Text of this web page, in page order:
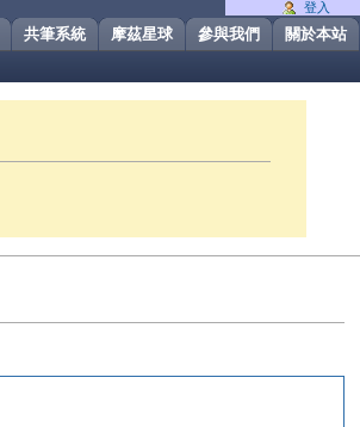
關於本站
參與我們
摩茲星球
共筆系統
登入